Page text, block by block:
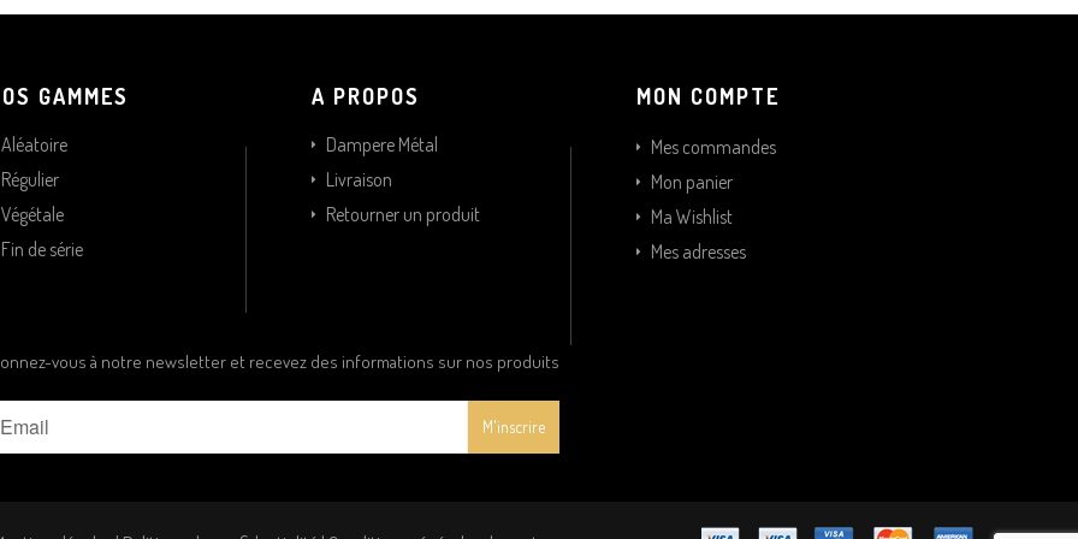
GAMMES
Aléatoire
Régulier
Végétale
Fin de série
A PROPOS
Dampere Métal
Livraison
Retourner un produit
MON COMPTE
Mes commandes
Mon panier
Ma Wishlist
Mes adresses
vous à notre newsletter et recevez des informations sur nos produits